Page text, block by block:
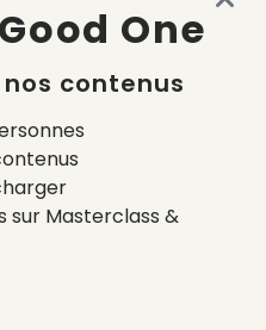
One
contenus
sur Masterclass &